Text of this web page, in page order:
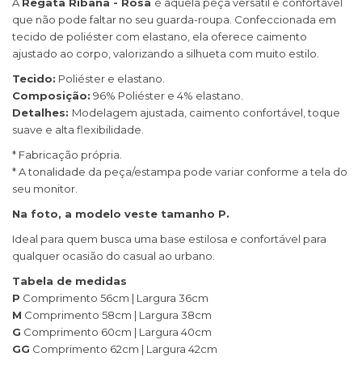
A Regata Ribana - Rosa é aquela peça versátil e confortável
que não pode faltar no seu guarda-roupa. Confeccionada em
tecido de poliéster com elastano, ela oferece caimento
ajustado ao corpo, valorizando a silhueta com muito estilo.
Tecido: Poliéster e elastano.
Composição: 96% Poliéster e 4% elastano.
Detalhes: Modelagem ajustada, caimento confortável, toque
suave e alta flexibilidade.
* Fabricação própria.
* A tonalidade da peça/estampa pode variar conforme a tela do
seu monitor.
Na foto, a modelo veste tamanho P.
Ideal para quem busca uma base estilosa e confortável para
qualquer ocasião do casual ao urbano.
Tabela de medidas
P Comprimento 56cm | Largura 36cm
M Comprimento 58cm | Largura 38cm
G Comprimento 60cm | Largura 40cm
GG Comprimento 62cm | Largura 42cm